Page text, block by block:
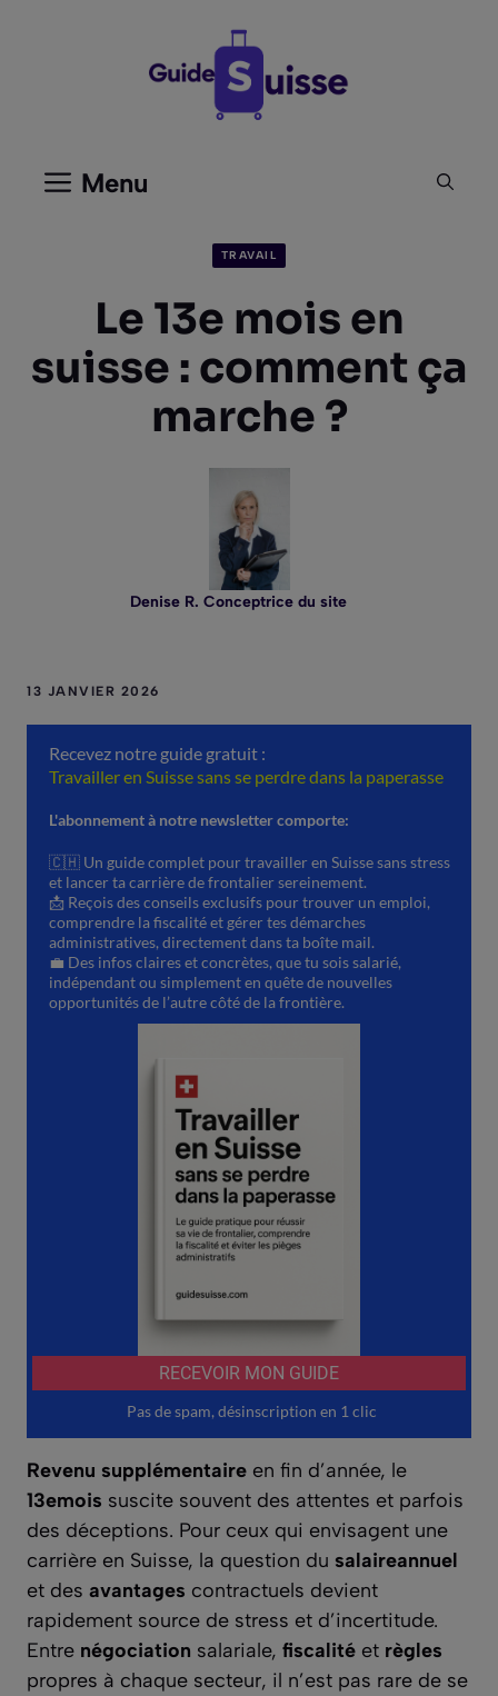
Menu
TRAVAIL
Le 13e mois en
suisse : comment ça
marche ?
Denise R. Conceptrice du site
13 JANVIER 2026
Revenu supplémentaire en fin d’année, le
13emois suscite souvent des attentes et parfois
des déceptions. Pour ceux qui envisagent une
carrière en Suisse, la question du salaireannuel
et des avantages contractuels devient
rapidement source de stress et d’incertitude.
Entre négociation salariale, fiscalité et règles
propres à chaque secteur, il n’est pas rare de se